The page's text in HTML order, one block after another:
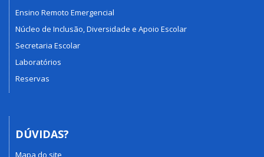
Ensino Remoto Emergencial
Núcleo de Inclusão, Diversidade e Apoio Escolar
Secretaria Escolar
Laboratórios
Reservas
DÚVIDAS?
Mapa do site